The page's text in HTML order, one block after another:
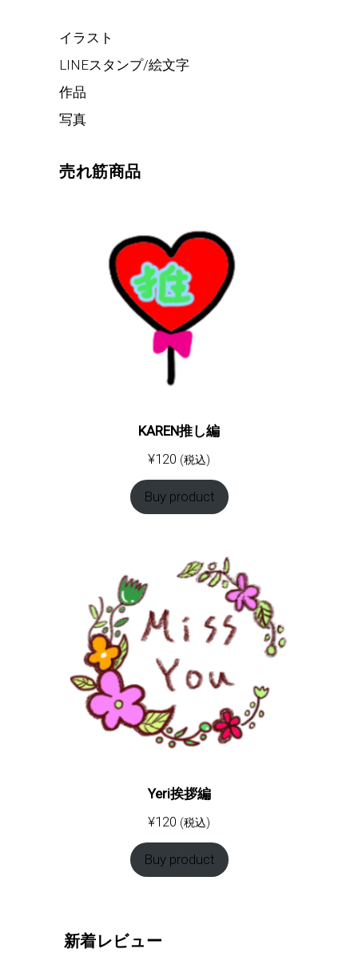
イラスト
LINEスタンプ/絵文字
作品
写真
売れ筋商品
KAREN推し編
¥120 (税込)
Buy product
Yeri挨拶編
¥120 (税込)
Buy product
新着レビュー